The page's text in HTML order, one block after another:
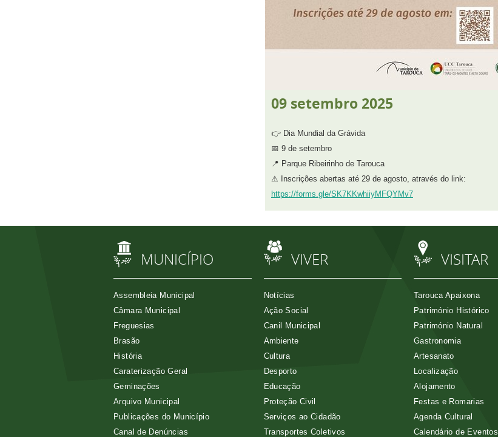
09 setembro 2025
👉 Dia Mundial da Grávida
📅 9 de setembro
📍 Parque Ribeirinho de Tarouca
⚠ Inscrições abertas até 29 de agosto, através do link:
https://forms.gle/SK7KKwhiiyMFQYMv7
MUNICÍPIO
Assembleia Municipal
Câmara Municipal
Freguesias
Brasão
História
Caraterização Geral
Geminações
Arquivo Municipal
Publicações do Município
Canal de Denúncias
VIVER
Notícias
Ação Social
Canil Municipal
Ambiente
Cultura
Desporto
Educação
Proteção Civil
Serviços ao Cidadão
Transportes Coletivos
VISITAR
Tarouca Apaixona
Património Histórico
Património Natural
Gastronomia
Artesanato
Localização
Alojamento
Festas e Romarias
Agenda Cultural
Calendário de Eventos